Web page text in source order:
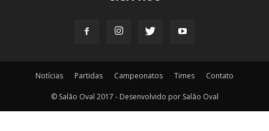
Notícias Partidas Campeonatos Times Contato
© Salão Oval 2017 - Desenvolvido por Salão Oval